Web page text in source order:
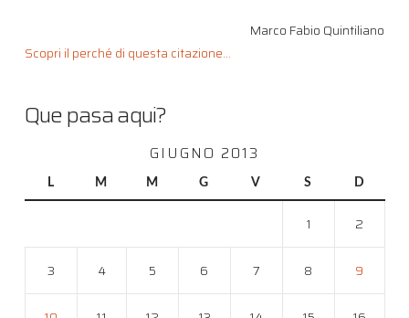
Marco Fabio Quintiliano
Scopri il perché di questa citazione...
Que pasa aqui?
GIUGNO 2013
L M M G V S D
1 2
3 4 5 6 7 8 9